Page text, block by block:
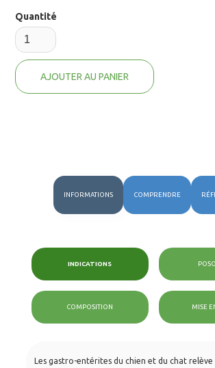
Quantité
INFORMATIONS COMPRENDRE
INDICATIONS
COMPOSITION MISE
Les gastro-entérites du chien et du chat relève